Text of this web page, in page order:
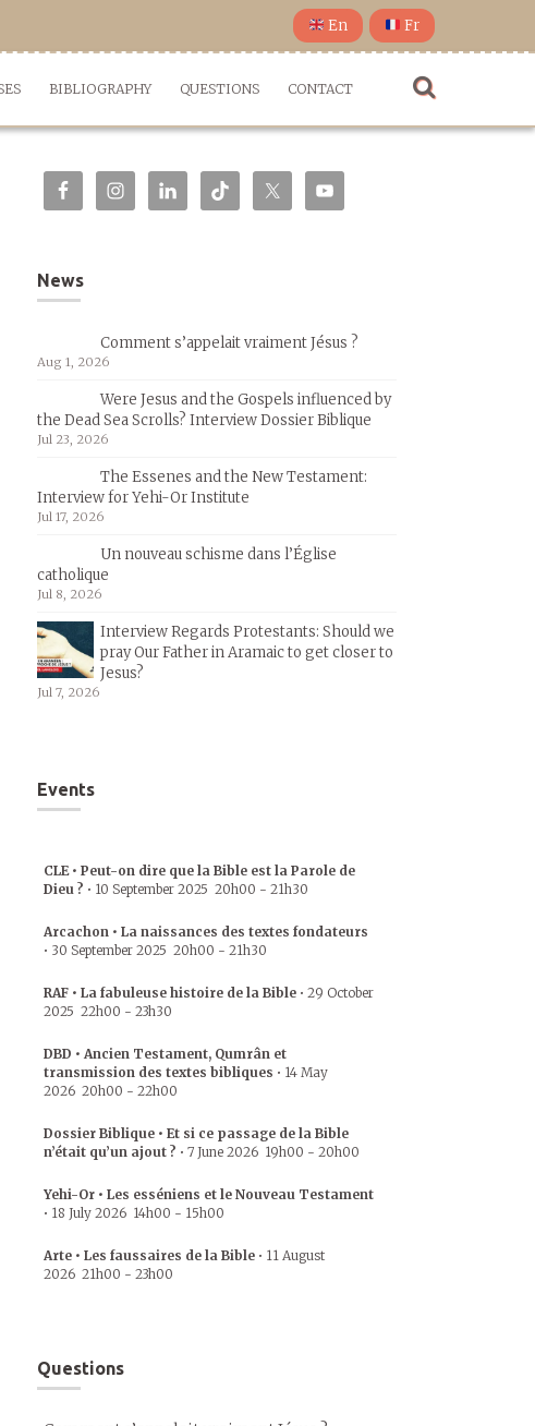
En Fr
BIBLIOGRAPHY QUESTIONS CONTACT
News
Comment s’appelait vraiment Jésus ?
Aug 1, 2026
Were Jesus and the Gospels influenced by
the Dead Sea Scrolls? Interview Dossier Biblique
Jul 23, 2026
The Essenes and the New Testament:
Interview for Yehi-Or Institute
Jul 17, 2026
Un nouveau schisme dans l’Église
catholique
Jul 8, 2026
Interview Regards Protestants: Should we
pray Our Father in Aramaic to get closer to
Jesus?
Jul 7, 2026
Events
CLE • Peut-on dire que la Bible est la Parole de
Dieu ? • 10 September 2025 20h00 - 21h30
Arcachon • La naissances des textes fondateurs
• 30 September 2025 20h00 - 21h30
RAF • La fabuleuse histoire de la Bible • 29 October
2025 22h00 - 23h30
DBD • Ancien Testament, Qumrân et
transmission des textes bibliques • 14 May
2026 20h00 - 22h00
Dossier Biblique • Et si ce passage de la Bible
n’était qu’un ajout ? • 7 June 2026 19h00 - 20h00
Yehi-Or • Les esséniens et le Nouveau Testament
• 18 July 2026 14h00 - 15h00
Arte • Les faussaires de la Bible • 11 August
2026 21h00 - 23h00
Questions